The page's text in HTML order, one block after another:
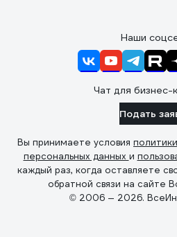
Наши
Чат для бизнес-
Подать
Вы принимаете условия
персональных данных и
каждый раз, когда оставляете
обратной связи на сайте
© 2006 — 2026.